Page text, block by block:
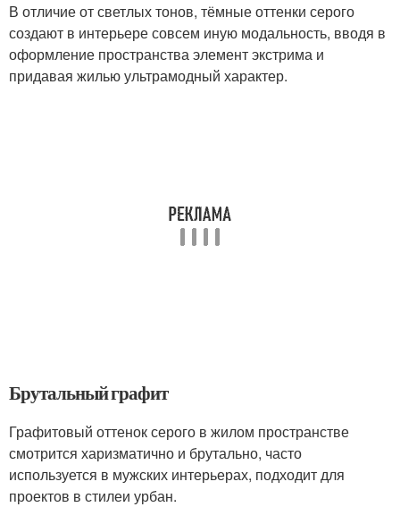
В отличие от светлых тонов, тёмные оттенки серого
создают в интерьере совсем иную модальность, вводя в
оформление пространства элемент экстрима и
придавая жилью ультрамодный характер.
Брутальный графит
Графитовый оттенок серого в жилом пространстве
смотрится харизматично и брутально, часто
используется в мужских интерьерах, подходит для
проектов в стилеи урбан.